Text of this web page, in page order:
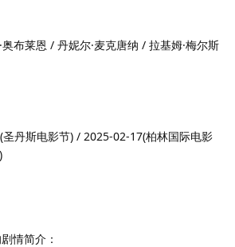
布莱恩 / 丹妮尔·麦克唐纳 / 拉基姆·梅尔斯
丹斯电影节) / 2025-02-17(柏林国际电影
情简介：